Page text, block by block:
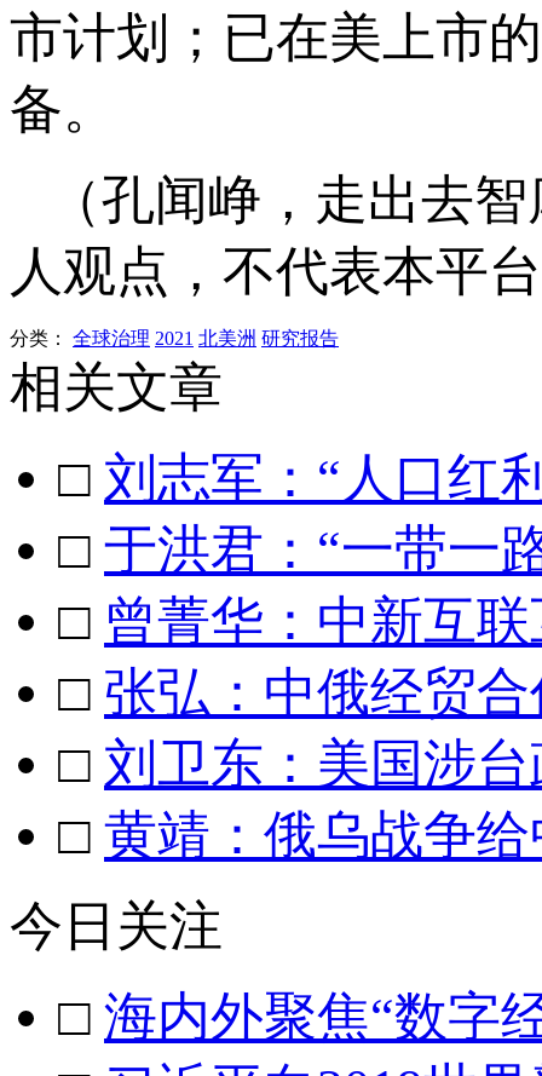
市计划；已在美上市
备。
（孔闻峥，走出去
人观点，不代表本平
分类： 全球治理 2021 北美洲 研究报告
相关文章
□ 刘志军：“人口红
□ 于洪君：“一带一
□ 曾菁华：中新互
□ 张弘：中俄经贸
□ 刘卫东：美国涉
□ 黄靖：俄乌战争
今日关注
□ 海内外聚焦“数字